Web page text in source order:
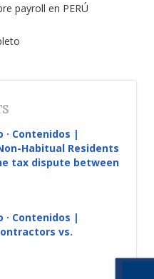
payroll en PERÚ
· Contenidos |
Habitual Residents
tax dispute between
· Contenidos |
vs.